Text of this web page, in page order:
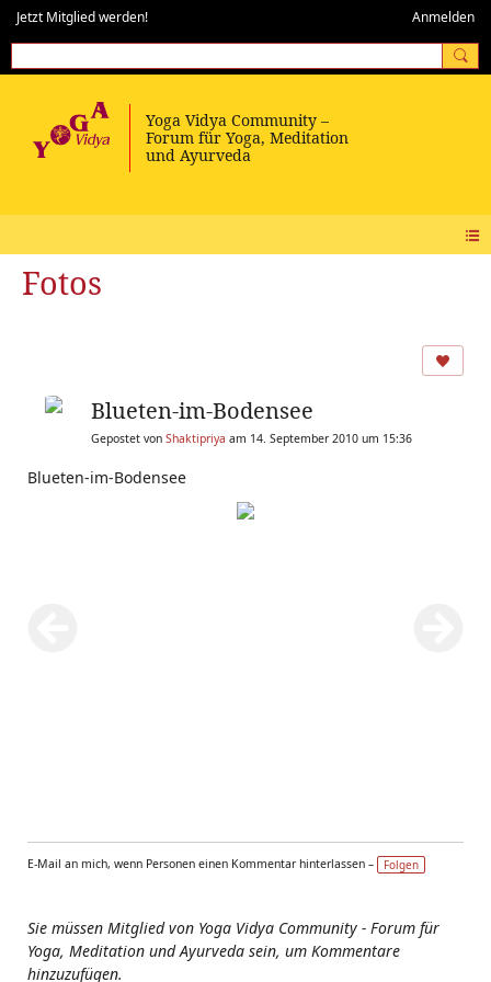
Jetzt Mitglied werden! Anmelden
Fotos
Blueten-im-Bodensee
Gepostet von Shaktipriya am 14. September 2010 um 15:36
Blueten-im-Bodensee
E-Mail an mich, wenn Personen einen Kommentar hinterlassen – Folgen
Sie müssen Mitglied von Yoga Vidya Community - Forum für
Yoga, Meditation und Ayurveda sein, um Kommentare
hinzuzufügen.